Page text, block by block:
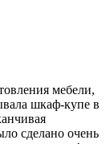
мебели,
шкаф-купе в
сделано очень